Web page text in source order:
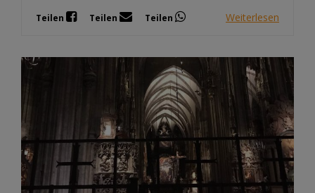
Teilen Teilen Teilen Weiterlesen